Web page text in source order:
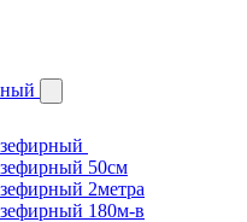
50см
2метра
180м-в